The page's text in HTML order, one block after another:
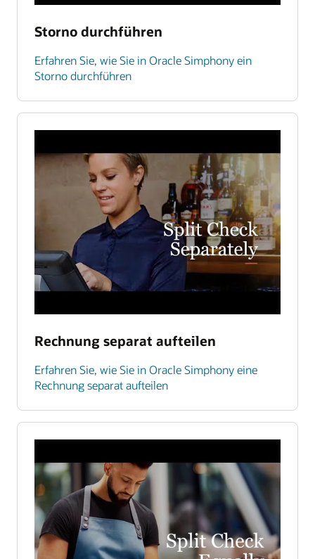
Storno durchführen
Erfahren Sie, wie Sie in Oracle Simphony ein
Storno durchführen
Rechnung separat aufteilen
Erfahren Sie, wie Sie in Oracle Simphony eine
Rechnung separat aufteilen